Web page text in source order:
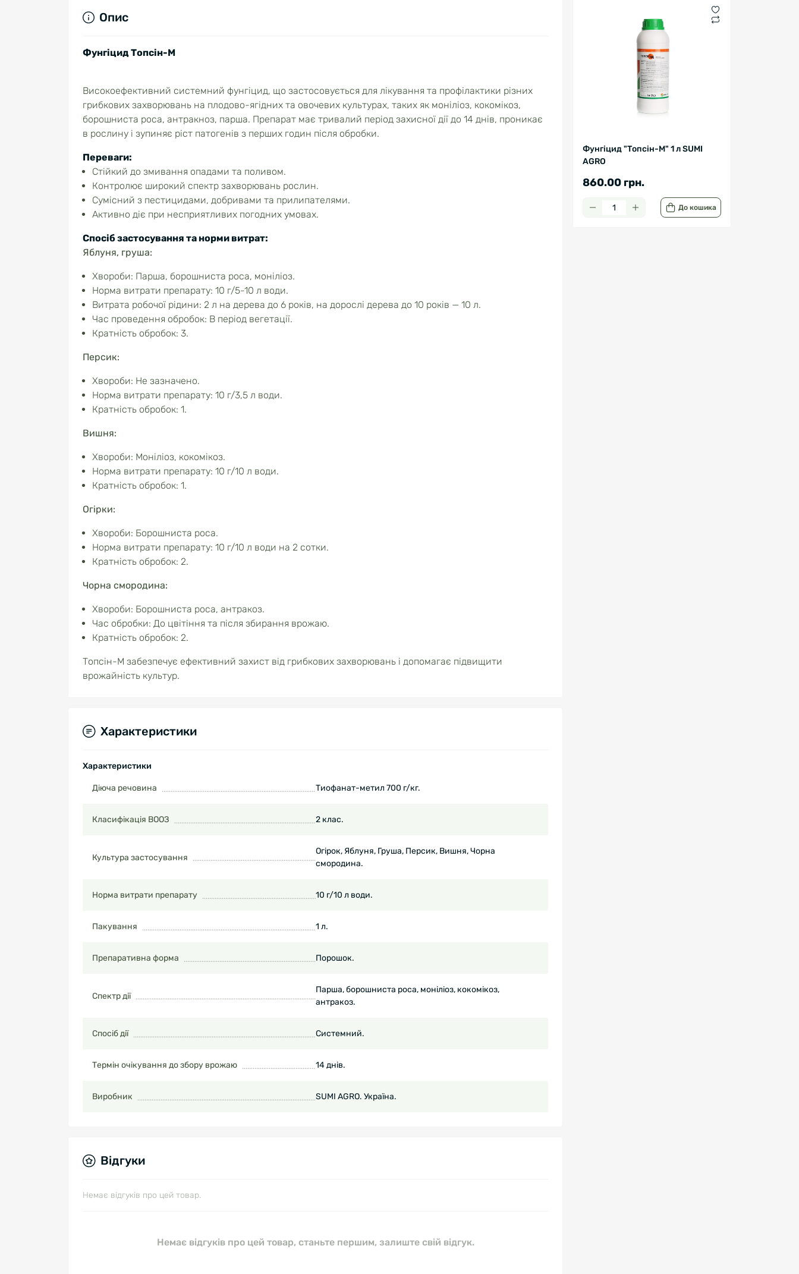
Фунгіцид "Топсін-М" 1 л SUMI
AGRO
860.00 грн.
До кошика
Опис
Фунгіцид Топсін-М
Високоефективний системний фунгіцид, що застосовується для лікування та профілактики різних
грибкових захворювань на плодово-ягідних та овочевих культурах, таких як моніліоз, кокомікоз,
борошниста роса, антракноз, парша. Препарат має тривалий період захисної дії до 14 днів, проникає
в рослину і зупиняє ріст патогенів з перших годин після обробки.
Переваги:
Стійкий до змивання опадами та поливом.
Контролює широкий спектр захворювань рослин.
Сумісний з пестицидами, добривами та прилипателями.
Активно діє при несприятливих погодних умовах.
Спосіб застосування та норми витрат:
Яблуня, груша:
Хвороби: Парша, борошниста роса, моніліоз.
Норма витрати препарату: 10 г/5-10 л води.
Витрата робочої рідини: 2 л на дерева до 6 років, на дорослі дерева до 10 років — 10 л.
Час проведення обробок: В період вегетації.
Кратність обробок: 3.
Персик:
Хвороби: Не зазначено.
Норма витрати препарату: 10 г/3,5 л води.
Кратність обробок: 1.
Вишня:
Хвороби: Моніліоз, кокомікоз.
Норма витрати препарату: 10 г/10 л води.
Кратність обробок: 1.
Огірки:
Хвороби: Борошниста роса.
Норма витрати препарату: 10 г/10 л води на 2 сотки.
Кратність обробок: 2.
Чорна смородина:
Хвороби: Борошниста роса, антракоз.
Час обробки: До цвітіння та після збирання врожаю.
Кратність обробок: 2.
Топсін-М забезпечує ефективний захист від грибкових захворювань і допомагає підвищити
врожайність культур.
Характеристики
Характеристики
Діюча речовина Тиофанат-метил 700 г/кг.
Класифікація ВООЗ 2 клас.
Культура застосування
Огірок, Яблуня, Груша, Персик, Вишня, Чорна
смородина.
Норма витрати препарату 10 г/10 л води.
Пакування 1 л.
Препаративна форма Порошок.
Спектр дії
Парша, борошниста роса, моніліоз, кокомікоз,
антракоз.
Спосіб дії Системний.
Термін очікування до збору врожаю 14 днів.
Виробник SUMI AGRO. Україна.
Відгуки
Немає відгуків про цей товар.
Немає відгуків про цей товар, станьте першим, залиште свій відгук.